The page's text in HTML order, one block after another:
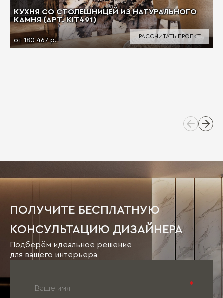
КУХНЯ СО СТОЛЕШНИЦЕЙ ИЗ НАТУРАЛЬНОГО
КАМНЯ (АРТ. KIT491)
от 180 467 р.
РАССЧИТАТЬ ПРОЕКТ
ПОЛУЧИТЕ БЕСПЛАТНУЮ
КОНСУЛЬТАЦИЮ ДИЗАЙНЕРА
Подберём идеальное решение
для вашего интерьера
*